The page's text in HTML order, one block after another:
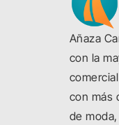
Añaza
con la
con más
de